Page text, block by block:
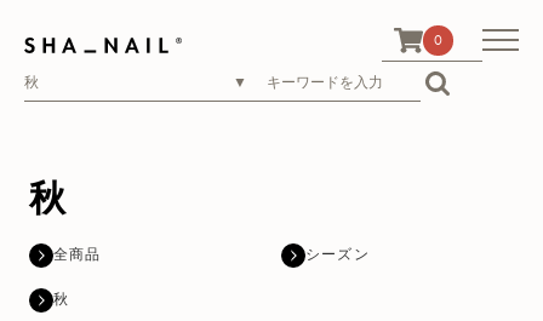
0
秋
全商品 シーズン
秋